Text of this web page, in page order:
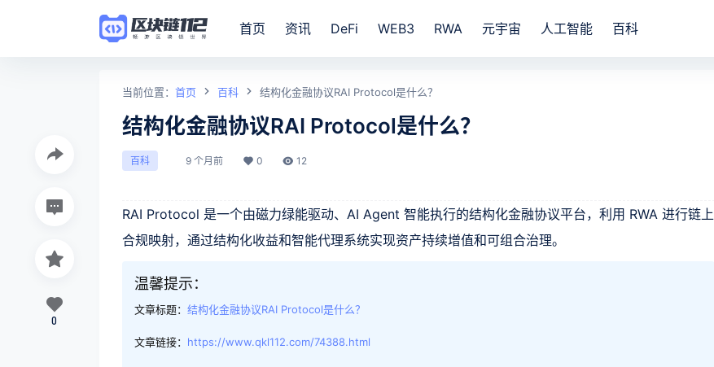
首页 资讯 DeFi WEB3 RWA 元宇宙 人工智能 百科
当前位置： 首页 百科 结构化金融协议RAI Protocol是什么？
结构化金融协议RAI Protocol是什么？
百科 9 个月前 0 12
RAI Protocol 是一个由磁力绿能驱动、AI Agent 智能执行的结构化金融协议平台，利用 RWA 进行链上
合规映射，通过结构化收益和智能代理系统实现资产持续增值和可组合治理。
温馨提示：
文章标题： 结构化金融协议RAI Protocol是什么？
文章链接： https://www.qkl112.com/74388.html
0